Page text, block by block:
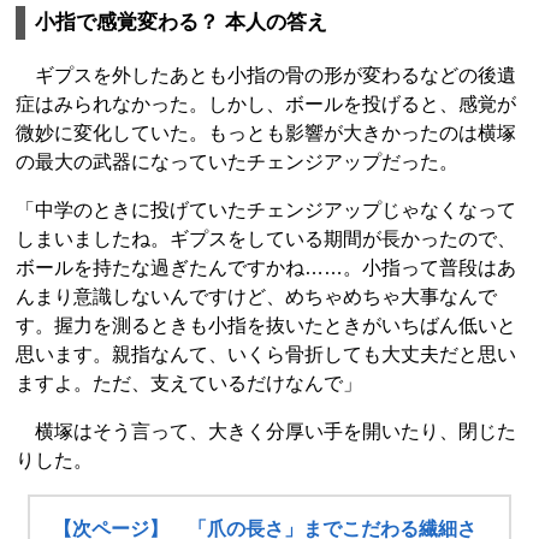
小指で感覚変わる？ 本人の答え
ギプスを外したあとも小指の骨の形が変わるなどの後遺
症はみられなかった。しかし、ボールを投げると、感覚が
微妙に変化していた。もっとも影響が大きかったのは横塚
の最大の武器になっていたチェンジアップだった。
「中学のときに投げていたチェンジアップじゃなくなって
しまいましたね。ギプスをしている期間が長かったので、
ボールを持たな過ぎたんですかね……。小指って普段はあ
んまり意識しないんですけど、めちゃめちゃ大事なんで
す。握力を測るときも小指を抜いたときがいちばん低いと
思います。親指なんて、いくら骨折しても大丈夫だと思い
ますよ。ただ、支えているだけなんで」
横塚はそう言って、大きく分厚い手を開いたり、閉じた
りした。
【次ページ】 「爪の長さ」までこだわる繊細さ